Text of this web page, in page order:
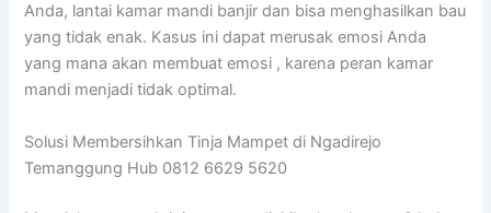
Anda, lantai kamar mandi banjir dan bisa menghasilkan bau
yang tidak enak. Kasus ini dapat merusak emosi Anda
yang mana akan membuat emosi , karena peran kamar
mandi menjadi tidak optimal.
Solusi Membersihkan Tinja Mampet di Ngadirejo
Temanggung Hub 0812 6629 5620